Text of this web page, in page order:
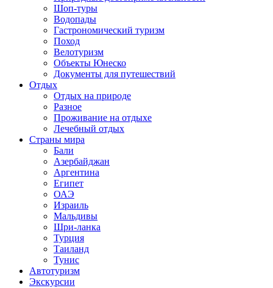
Шоп-туры
Водопады
Гастрономический туризм
Поход
Велотуризм
Объекты Юнеско
Документы для путешествий
Отдых
Отдых на природе
Разное
Проживание на отдыхе
Лечебный отдых
Страны мира
Бали
Азербайджан
Аргентина
Египет
ОАЭ
Израиль
Мальдивы
Шри-ланка
Турция
Таиланд
Тунис
Автотуризм
Экскурсии